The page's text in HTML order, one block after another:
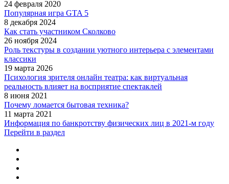
24 февраля 2020
Популярная игра GTA 5
8 декабря 2024
Как стать участником Сколково
26 ноября 2024
Роль текстуры в создании уютного интерьера с элементами
классики
19 марта 2026
Психология зрителя онлайн театра: как виртуальная
реальность влияет на восприятие спектаклей
8 июня 2021
Почему ломается бытовая техника?
11 марта 2021
Информация по банкротству физических лиц в 2021-м году
Перейти в раздел